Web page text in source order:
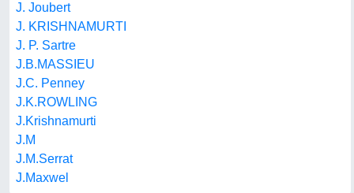
J. Joubert
J. KRISHNAMURTI
J. P. Sartre
J.B.MASSIEU
J.C. Penney
J.K.ROWLING
J.Krishnamurti
J.M
J.M.Serrat
J.Maxwel